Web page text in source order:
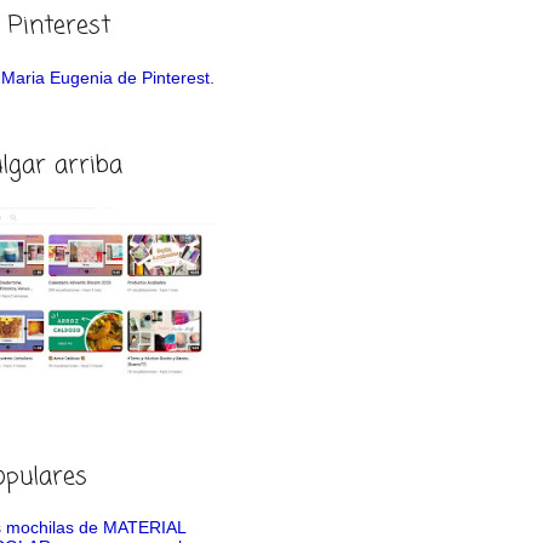
Pinterest
Eugenia de Pinterest.
arriba
mochilas de MATERIAL